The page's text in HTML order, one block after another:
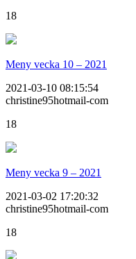
18
Meny vecka 10 – 2021
2021-03-10 08:15:54
christine95hotmail-com
18
Meny vecka 9 – 2021
2021-03-02 17:20:32
christine95hotmail-com
18